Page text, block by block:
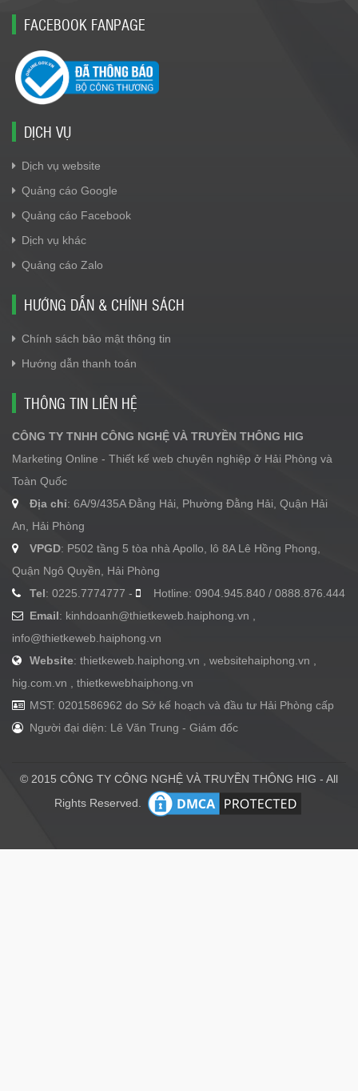
FACEBOOK FANPAGE
DỊCH VỤ
Dịch vụ website
Quảng cáo Google
Quảng cáo Facebook
Dịch vụ khác
Quảng cáo Zalo
HƯỚNG DẪN & CHÍNH SÁCH
Chính sách bảo mật thông tin
Hướng dẫn thanh toán
THÔNG TIN LIÊN HỆ
CÔNG TY TNHH CÔNG NGHỆ VÀ TRUYỀN THÔNG HIG
Marketing Online - Thiết kế web chuyên nghiệp ở Hải Phòng và
Toàn Quốc
Địa chỉ: 6A/9/435A Đằng Hải, Phường Đằng Hải, Quận Hải
An, Hải Phòng
VPGD: P502 tầng 5 tòa nhà Apollo, lô 8A Lê Hồng Phong,
Quận Ngô Quyền, Hải Phòng
Tel: 0225.7774777 -
Hotline: 0904.945.840 / 0888.876.444
Email: kinhdoanh@thietkeweb.haiphong.vn
info@thietkeweb.haiphong.vn
Website: thietkeweb.haiphong.vn , websitehaiphong.vn ,
hig.com.vn , thietkewebhaiphong.vn
MST: 0201586962 do Sở kế hoạch và đầu tư Hải Phòng cấp
Người đại diện: Lê Văn Trung - Giám đốc
© 2015 CÔNG TY CÔNG NGHỆ VÀ TRUYỀN THÔNG HIG - All
Rights Reserved.